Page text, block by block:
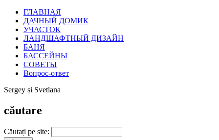
ГЛАВНАЯ
ДАЧНЫЙ ДОМИК
УЧАСТОК
ЛАНДШАФТНЫЙ ДИЗАЙН
БАНЯ
БАССЕЙНЫ
СОВЕТЫ
Вопрос-ответ
Sergey și Svetlana
căutare
Căutați pe site: